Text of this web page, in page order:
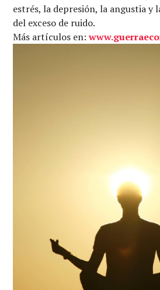
estrés, la depresión, la angustia y
del exceso de ruido.
Más artículos en: